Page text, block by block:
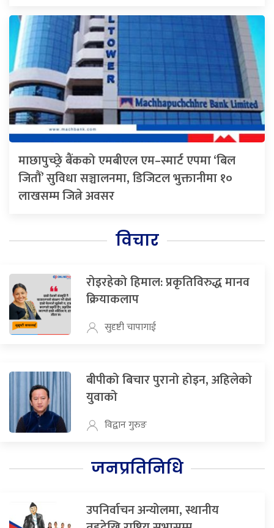
माछापुच्छ्रे बैंकको एमबीएल एम–स्मार्ट एपमा ‘बिल
जितौं’ सुविधा सञ्चालनमा, डिजिटल भुक्तानीमा १०
लाखसम्म जित्ने अवसर
विचार
रोइरहेको हिमाल: प्रकृतिविरुद्ध मानव
क्रियाकलाप
सुदृष्टी चापागाई
बीपीको बिचार पुरानो होइन, अहिलेको
युवाको
विद्वान गुरुङ
जनप्रतिनिधि
उपनिर्वाचन अन्योलमा, स्थानीय